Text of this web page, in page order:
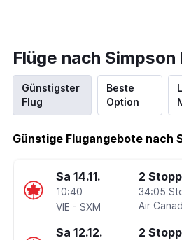
Flüge nach Simpson
Günstigster
Flug
Beste
Option
Günstige Flugangebote nach
Sa 14.11.
10:40
VIE - SXM
2
34:05
Air
Sa 12.12. 2